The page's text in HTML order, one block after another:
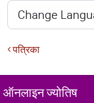
पत्रिका
ऑनलाइन ज्योतिष